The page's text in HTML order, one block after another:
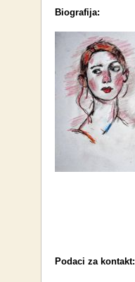
Biografija:
Podaci za kontakt: